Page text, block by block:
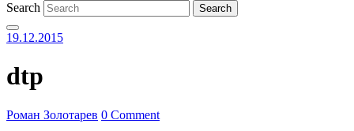
Search
19.12.2015
dtp
Роман Золотарев 0 Comment